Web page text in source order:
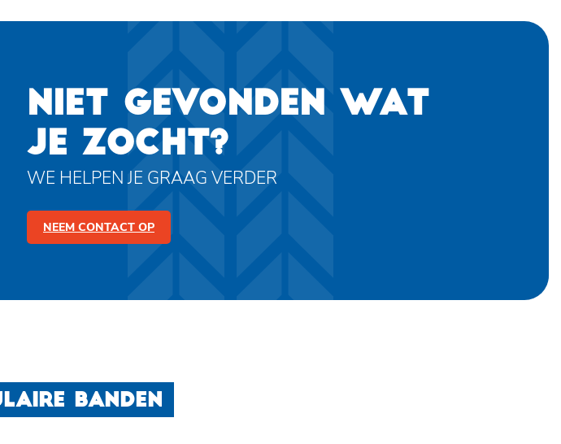
NIET GEVONDEN WAT
JE ZOCHT?
WE HELPEN JE GRAAG VERDER
NEEM CONTACT OP
BANDEN